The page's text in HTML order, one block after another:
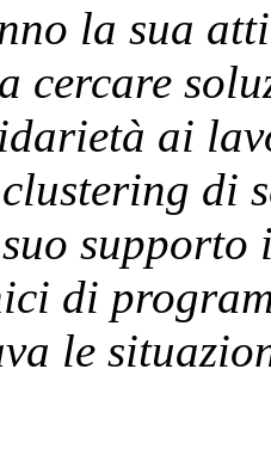
la sua
cercare
ai
di
di
le